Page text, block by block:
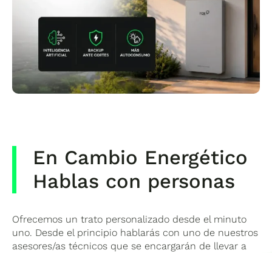
En Cambio Energético
Hablas con personas
Ofrecemos un trato personalizado desde el minuto
uno. Desde el principio hablarás con uno de nuestros
asesores/as técnicos que se encargarán de llevar a